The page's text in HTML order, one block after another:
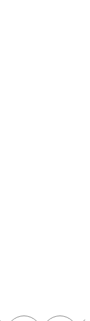
Urban CamoLavender